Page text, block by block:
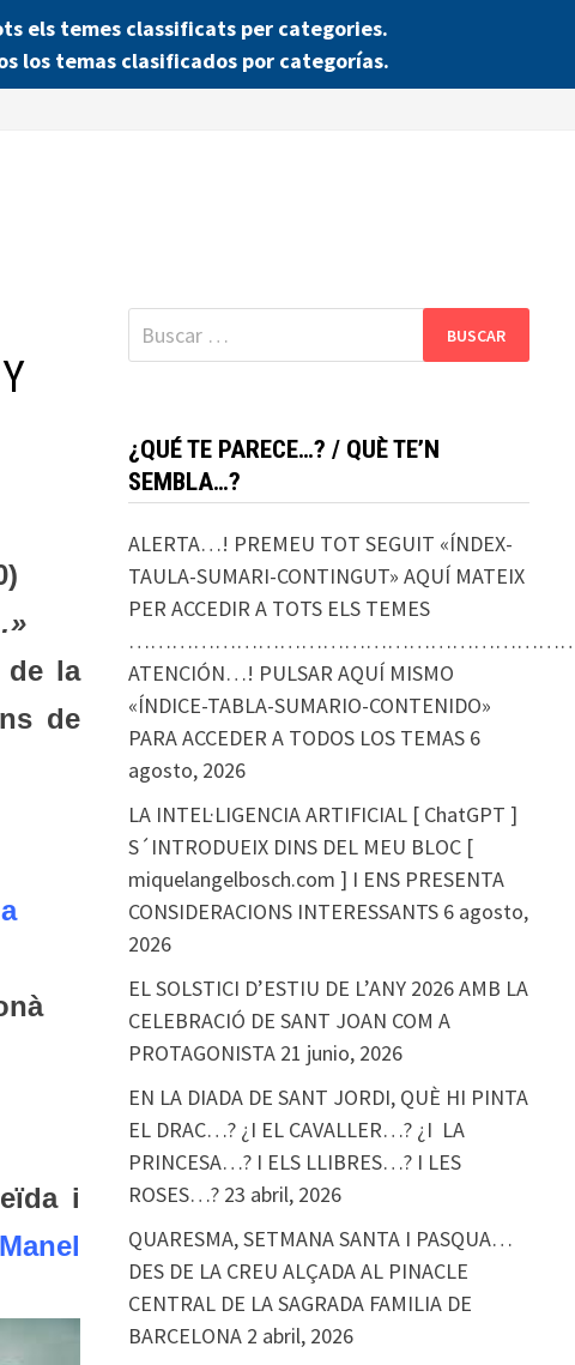
els temes classificats per categories.
los temas clasificados por categorías.
la
de
i
Manel
Buscar:
¿QUÉ TE PARECE…? / QUÈ TE’N
SEMBLA…?
ALERTA…! PREMEU TOT SEGUIT «ÍNDEX-
TAULA-SUMARI-CONTINGUT» AQUÍ MATEIX
PER ACCEDIR A TOTS ELS TEMES
ATENCIÓN…! PULSAR AQUÍ MISMO
«ÍNDICE-TABLA-SUMARIO-CONTENIDO»
PARA ACCEDER A TODOS LOS TEMAS 6
agosto, 2026
LA INTEL·LIGENCIA ARTIFICIAL [ ChatGPT ]
S´INTRODUEIX DINS DEL MEU BLOC [
miquelangelbosch.com ] I ENS PRESENTA
CONSIDERACIONS INTERESSANTS 6 agosto,
2026
EL SOLSTICI D’ESTIU DE L’ANY 2026 AMB LA
CELEBRACIÓ DE SANT JOAN COM A
PROTAGONISTA 21 junio, 2026
EN LA DIADA DE SANT JORDI, QUÈ HI PINTA
EL DRAC…? ¿I EL CAVALLER…? ¿I LA
PRINCESA…? I ELS LLIBRES…? I LES
ROSES…? 23 abril, 2026
QUARESMA, SETMANA SANTA I PASQUA…
DES DE LA CREU ALÇADA AL PINACLE
CENTRAL DE LA SAGRADA FAMILIA DE
BARCELONA 2 abril, 2026